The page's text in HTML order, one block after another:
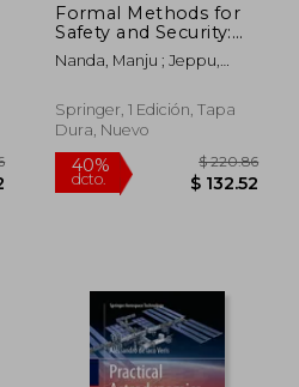
40%
dcto.
Formal Methods for
Safety and Security:
Case Studies for
Aerospace
Inglés)
Nanda, Manju ; Jeppu,
Springer, 1 Edición, Tapa
Dura, Nuevo